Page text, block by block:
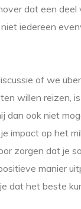
dat een
iedereen
of we
willen reizen,
dan ook niet
impact op het
zorgen dat je
manier
dat het beste